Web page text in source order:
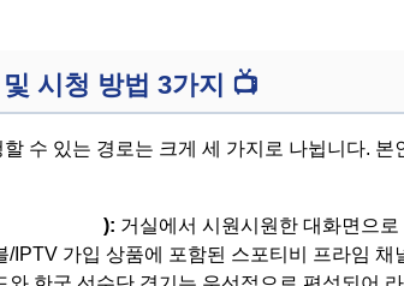
시청 방법 3가지 📺
수 있는 경로는 크게 세 가지로 나뉩니다. 본
): 거실에서 시원시원한 대화면으
IPTV 가입 상품에 포함된 스포티비 프라임 채